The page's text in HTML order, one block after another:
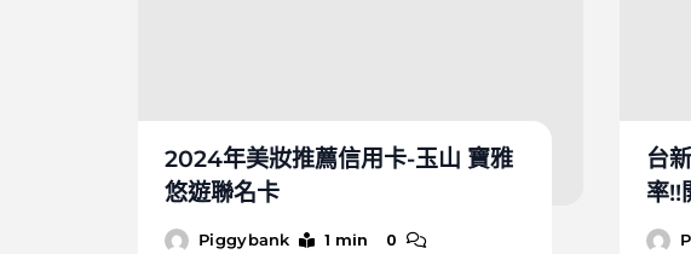
2024年美妝推薦信用卡-玉山 寶雅
悠遊聯名卡
Piggybank 1 min 0
台
率!!